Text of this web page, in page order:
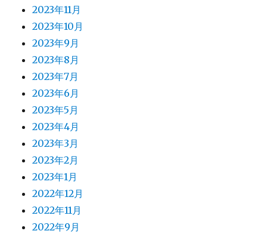
2023年11月
2023年10月
2023年9月
2023年8月
2023年7月
2023年6月
2023年5月
2023年4月
2023年3月
2023年2月
2023年1月
2022年12月
2022年11月
2022年9月